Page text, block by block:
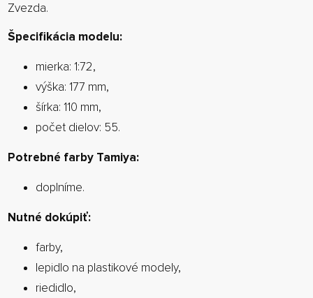
Zvezda.
Špecifikácia modelu:
mierka: 1:72,
výška: 177 mm,
šírka: 110 mm,
počet dielov: 55.
Potrebné farby Tamiya:
doplníme.
Nutné dokúpiť:
farby,
lepidlo na plastikové modely,
riedidlo,